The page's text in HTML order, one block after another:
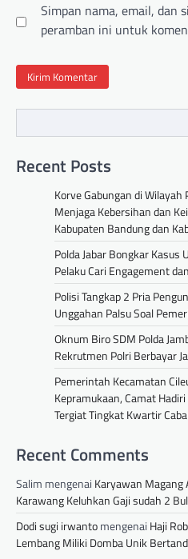
Simpan nama, email, dan
peramban ini untuk
Recent Posts
Korve Gabungan di
Menjaga Kebersihan dan
Kabupaten Bandung dan
Polda Jabar Bongkar Kasus
Pelaku Cari Engagement
Polisi Tangkap 2 Pria
Unggahan Palsu Soal
Oknum Biro SDM Polda
Rekrutmen Polri Berbayar
Pemerintah Kecamatan
Kepramukaan, Camat
Tergiat Tingkat Kwartir
Recent Comments
Salim mengenai Karyawan
Karawang Keluhkan Gaji sudah 2
Dodi sugi irwantomengenai Haji
Lembang Miliki Domba Unik